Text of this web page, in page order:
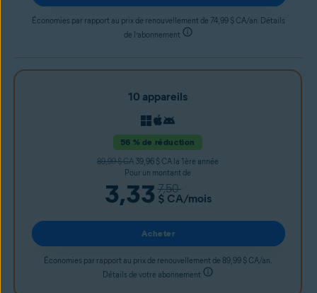
Économies par rapport au prix de renouvellement de 74,99 $ CA/an. Détails
de l’abonnement
10 appareils
56 % de réduction
89,99 $ CA 39,96 $ CA la 1ère année
Pour un montant de
3,33 7,50
$ CA/mois
Acheter
Économies par rapport au prix de renouvellement de 89,99 $ CA/an.
Détails de votre abonnement